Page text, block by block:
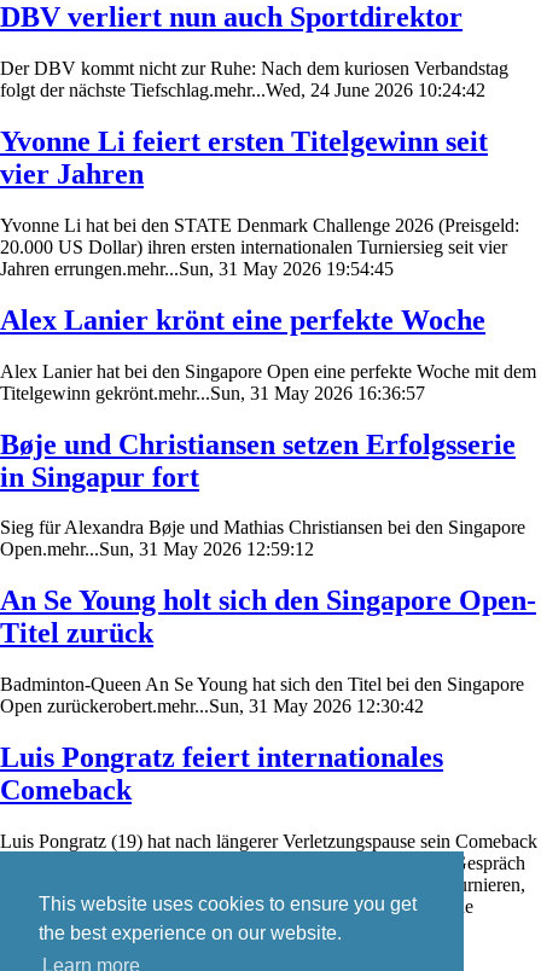
This website uses cookies to ensure you get
the best experience on our website.
Learn more
DBV verliert nun auch Sportdirektor
Der DBV kommt nicht zur Ruhe: Nach dem kuriosen Verbandstag
folgt der nächste Tiefschlag.mehr...Wed, 24 June 2026 10:24:42
Yvonne Li feiert ersten Titelgewinn seit
vier Jahren
Yvonne Li hat bei den STATE Denmark Challenge 2026 (Preisgeld:
20.000 US Dollar) ihren ersten internationalen Turniersieg seit vier
Jahren errungen.mehr...Sun, 31 May 2026 19:54:45
Alex Lanier krönt eine perfekte Woche
Alex Lanier hat bei den Singapore Open eine perfekte Woche mit dem
Titelgewinn gekrönt.mehr...Sun, 31 May 2026 16:36:57
Bøje und Christiansen setzen Erfolgsserie
in Singapur fort
Sieg für Alexandra Bøje und Mathias Christiansen bei den Singapore
Open.mehr...Sun, 31 May 2026 12:59:12
An Se Young holt sich den Singapore Open-
Titel zurück
Badminton-Queen An Se Young hat sich den Titel bei den Singapore
Open zurückerobert.mehr...Sun, 31 May 2026 12:30:42
Luis Pongratz feiert internationales
Comeback
Luis Pongratz (19) hat nach längerer Verletzungspause sein Comeback
auf der internationalen Badminton-Turnierserie gefeiert. Im Gespräch
mit badzine.de schildert er seine Eindrücke von den ersten Turnieren,
den aktuellen Trainingsbedingungen in Dänemark sowie seine
weiteren Wettkampfpläne.mehr...Sat, 30 May 2026 19:08:14